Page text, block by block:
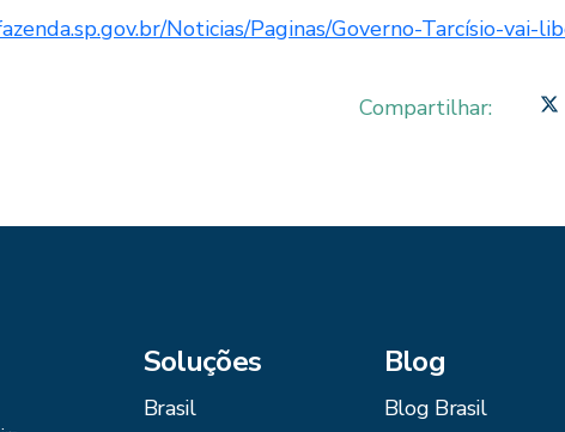
Noticias/Paginas/Governo-Tarcísio-
Compartilhar:
Soluções
Brasil
Blog
Blog Brasil